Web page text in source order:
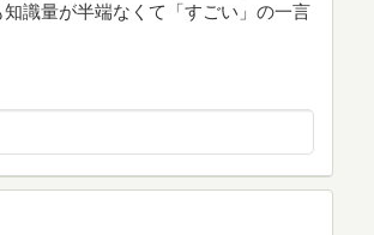
識量が半端なくて「すごい」の一言